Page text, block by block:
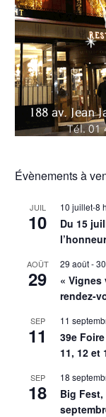
Évènements à
JUIL
10
10 juillet-8
Du 15
AOÛT
29
29 août-
« Vignes
rendez-
SEP
11
11
39e
11, 12 et
SEP
18
18
Big